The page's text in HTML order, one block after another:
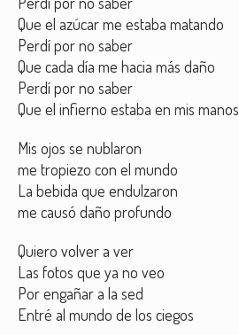
Que el azúcar me estaba matando
Perdí por no saber
Que cada día me hacia más daño
Perdí por no saber
Que el infierno estaba en mis manos
Mis ojos se nublaron
me tropiezo con el mundo
La bebida que endulzaron
me causó daño profundo
Quiero volver a ver
Las fotos que ya no veo
Por engañar a la sed
Entré al mundo de los ciegos